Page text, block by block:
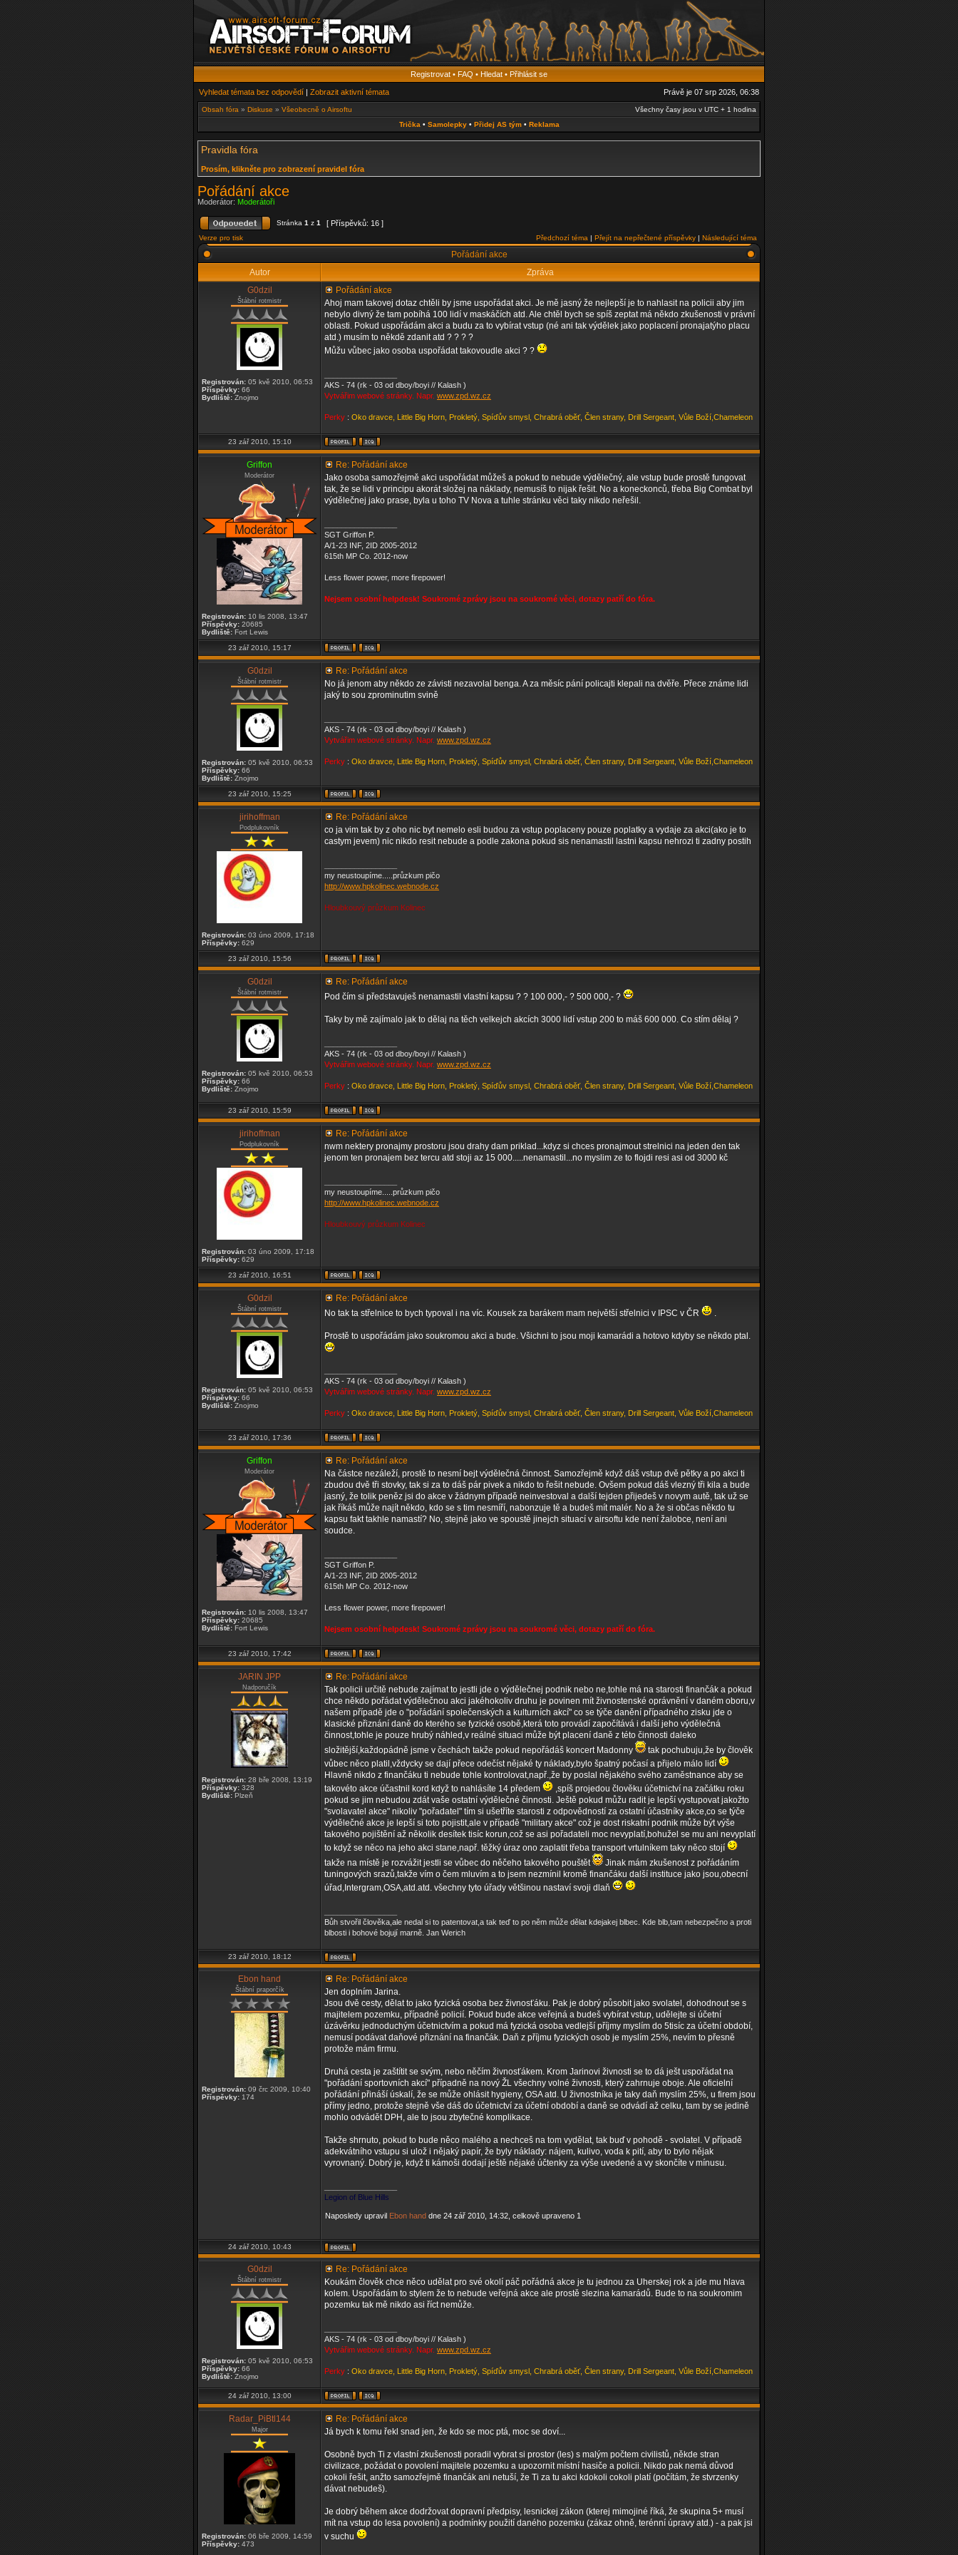
Registrovat • FAQ • Hledat • Přihlásit se
Vyhledat témata bez odpovědí | Zobrazit aktivní témata Právě je 07 srp 2026, 06:38
Obsah fóra » Diskuse » Všeobecně o Airsoftu
Všechny časy jsou v UTC + 1 hodina
Trička • Samolepky• Přidej AS tým• Reklama
Pravidla fóra
Prosím, klikněte pro zobrazení pravidel fóra
Pořádání akce
Moderátor: Moderátoři
Stránka 1 z 1 [ Příspěvků: 16 ]
Verze pro tisk Předchozí téma | Přejít na nepřečtené příspěvky | Následující téma
Pořádání akce
Autor
Zpráva
G0dzil
Štábní rotmistr
Registrován: 05 kvě 2010, 06:53
Příspěvky: 66
Bydliště: Znojmo
Pořádání akce
Ahoj mam takovej dotaz chtěli by jsme uspořádat akci. Je mě jasný že nejlepší je to nahlasit na policii aby jim
nebylo divný že tam pobíhá 100 lidí v maskáčích atd. Ale chtěl bych se spíš zeptat má někdo zkušenosti v právní
oblasti. Pokud uspořádám akci a budu za to vybírat vstup (né ani tak výdělek jako poplacení pronajatýho placu
atd.) musím to někdě zdanit atd ? ? ? ?
Můžu vůbec jako osoba uspořádat takovoudle akci ? ?
AKS - 74 (rk - 03 od dboy/boyi // Kalash )
Vytvářim webové stránky. Napr. www.zpd.wz.cz
Perky : Oko dravce, Little Big Horn, Prokletý, Spíďův smysl, Chrabrá oběť, Člen strany, Drill Sergeant, Vůle Boží,Chameleon
23 zář 2010, 15:10
Griffon
Moderátor
Registrován: 10 lis 2008, 13:47
Příspěvky: 20685
Bydliště: Fort Lewis
Re: Pořádání akce
Jako osoba samozřejmě akci uspořádat můžeš a pokud to nebude výdělečný, ale vstup bude prostě fungovat
tak, že se lidi v principu akorát složej na náklady, nemusíš to nijak řešit. No a koneckonců, třeba Big Combat byl
výdělečnej jako prase, byla u toho TV Nova a tuhle stránku věci taky nikdo neřešil.
SGT Griffon P.
A/1-23 INF, 2ID 2005-2012
615th MP Co. 2012-now
Less flower power, more firepower!
Nejsem osobní helpdesk! Soukromé zprávy jsou na soukromé věci, dotazy patří do fóra.
23 zář 2010, 15:17
G0dzil
Štábní rotmistr
Registrován: 05 kvě 2010, 06:53
Příspěvky: 66
Bydliště: Znojmo
Re: Pořádání akce
No já jenom aby někdo ze závisti nezavolal benga. A za měsíc pání policajti klepali na dvěře. Přece známe lidi
jaký to sou zprominutim svině
AKS - 74 (rk - 03 od dboy/boyi // Kalash )
Vytvářim webové stránky. Napr. www.zpd.wz.cz
Perky : Oko dravce, Little Big Horn, Prokletý, Spíďův smysl, Chrabrá oběť, Člen strany, Drill Sergeant, Vůle Boží,Chameleon
23 zář 2010, 15:25
jirihoffman
Podplukovník
Registrován: 03 úno 2009, 17:18
Příspěvky: 629
Re: Pořádání akce
co ja vim tak by z oho nic byt nemelo esli budou za vstup poplaceny pouze poplatky a vydaje za akci(ako je to
castym jevem) nic nikdo resit nebude a podle zakona pokud sis nenamastil lastni kapsu nehrozi ti zadny postih
my neustoupíme.....průzkum pičo
http://www.hpkolinec.webnode.cz
Hloubkouvý průzkum Kolinec
23 zář 2010, 15:56
G0dzil
Štábní rotmistr
Registrován: 05 kvě 2010, 06:53
Příspěvky: 66
Bydliště: Znojmo
Re: Pořádání akce
Pod čím si představuješ nenamastil vlastní kapsu ? ? 100 000,- ? 500 000,- ?
Taky by mě zajímalo jak to dělaj na těch velkejch akcích 3000 lidí vstup 200 to máš 600 000. Co stím dělaj ?
AKS - 74 (rk - 03 od dboy/boyi // Kalash )
Vytvářim webové stránky. Napr. www.zpd.wz.cz
Perky : Oko dravce, Little Big Horn, Prokletý, Spíďův smysl, Chrabrá oběť, Člen strany, Drill Sergeant, Vůle Boží,Chameleon
23 zář 2010, 15:59
jirihoffman
Podplukovník
Registrován: 03 úno 2009, 17:18
Příspěvky: 629
Re: Pořádání akce
nwm nektery pronajmy prostoru jsou drahy dam priklad...kdyz si chces pronajmout strelnici na jeden den tak
jenom ten pronajem bez tercu atd stoji az 15 000.....nenamastil...no myslim ze to flojdi resi asi od 3000 kč
my neustoupíme.....průzkum pičo
http://www.hpkolinec.webnode.cz
Hloubkouvý průzkum Kolinec
23 zář 2010, 16:51
G0dzil
Štábní rotmistr
Registrován: 05 kvě 2010, 06:53
Příspěvky: 66
Bydliště: Znojmo
Re: Pořádání akce
No tak ta střelnice to bych typoval i na víc. Kousek za barákem mam největší střelnici v IPSC v ČR
.
Prostě to uspořádám jako soukromou akci a bude. Všichni to jsou moji kamarádi a hotovo kdyby se někdo ptal.
AKS - 74 (rk - 03 od dboy/boyi // Kalash )
Vytvářim webové stránky. Napr. www.zpd.wz.cz
Perky : Oko dravce, Little Big Horn, Prokletý, Spíďův smysl, Chrabrá oběť, Člen strany, Drill Sergeant, Vůle Boží,Chameleon
23 zář 2010, 17:36
Griffon
Moderátor
Registrován: 10 lis 2008, 13:47
Příspěvky: 20685
Bydliště: Fort Lewis
Re: Pořádání akce
Na částce nezáleží, prostě to nesmí bejt výdělečná činnost. Samozřejmě když dáš vstup dvě pětky a po akci ti
zbudou dvě tři stovky, tak si za to dáš pár pivek a nikdo to řešit nebude. Ovšem pokud dáš vlezný tři kila a bude
jasný, že tolik peněz jsi do akce v žádnym případě neinvestoval a další tejden přijedeš v novym autě, tak už se
jak říkáš může najít někdo, kdo se s tim nesmíří, nabonzuje tě a budeš mít malér. No a že si občas někdo tu
kapsu fakt takhle namastí? No, stejně jako ve spoustě jinejch situací v airsoftu kde není žalobce, není ani
soudce.
SGT Griffon P.
A/1-23 INF, 2ID 2005-2012
615th MP Co. 2012-now
Less flower power, more firepower!
Nejsem osobní helpdesk! Soukromé zprávy jsou na soukromé věci, dotazy patří do fóra.
23 zář 2010, 17:42
JARIN JPP
Nadporučík
Registrován: 28 bře 2008, 13:19
Příspěvky: 328
Bydliště: Plzeň
Re: Pořádání akce
Tak policii určitě nebude zajímat to jestli jde o výdělečnej podnik nebo ne,tohle má na starosti finančák a pokud
chce někdo pořádat výdělečnou akci jakéhokoliv druhu je povinen mít živnostenské oprávnění v daném oboru,v
našem případě jde o "pořádání společenských a kulturních akcí" co se týče danění případného zisku jde o
klasické přiznání daně do kterého se fyzické osobě,která toto provádí započítává i další jeho výdělečná
činnost,tohle je pouze hrubý náhled,v reálné situaci může být placení daně z této činnosti daleko
složitější,každopádně jsme v čechách takže pokud nepořádáš koncert Madonny
tak pochubuju,že by člověk
vůbec něco platil,vždycky se dají přece odečíst nějaké ty náklady,bylo špatný počasí a přijelo málo lidí
Hlavně nikdo z finančáku ti nebude tohle kontrolovat,např.,že by poslal nějakého svého zaměstnance aby se
takovéto akce účastnil kord když to nahlásíte 14 předem
,spíš projedou člověku účetnictví na začátku roku
pokud se jim nebudou zdát vaše ostatní výdělečné činnosti. Ještě pokud můžu radit je lepší vystupovat jakožto
"svolavatel akce" nikoliv "pořadatel" tím si ušetříte starosti z odpovědností za ostatní účastníky akce,co se týče
výdělečné akce je lepší si toto pojistit,ale v případě "military akce" což je dost riskatní podnik může být výše
takového pojištění až několik desítek tisíc korun,což se asi pořadateli moc nevyplatí,bohužel se mu ani nevyplatí
to když se něco na jeho akci stane,např. těžký úraz ono zaplatit třeba transport vrtulníkem taky něco stojí
takže na místě je rozvážit jestli se vůbec do něčeho takového pouštět
Jinak mám zkušenost z pořádáním
tuningových srazů,takže vím o čem mluvím a to jsem nezmínil kromě finančáku další instituce jako jsou,obecní
úřad,Intergram,OSA,atd.atd. všechny tyto úřady většinou nastaví svoji dlaň
Bůh stvořil člověka,ale nedal si to patentovat,a tak teď to po něm může dělat kdejakej blbec. Kde blb,tam nebezpečno a proti
blbosti i bohové bojují marně. Jan Werich
23 zář 2010, 18:12
Ebon hand
Štábní praporčík
Registrován: 09 črc 2009, 10:40
Příspěvky: 174
Re: Pořádání akce
Jen doplním Jarina.
Jsou dvě cesty, dělat to jako fyzická osoba bez živnosťáku. Pak je dobrý působit jako svolatel, dohodnout se s
majitelem pozemku, případně policií. Pokud bude akce veřejná a budeš vybírat vstup, udělejte si účetní
úzávěrku jednoduchým účetnictvím a pokud má fyzická osoba vedlejší příjmy myslím do 5tisíc za účetní období,
nemusí podávat daňové přiznání na finančák. Daň z příjmu fyzických osob je myslím 25%, nevím to přesně
protože mám firmu.
Druhá cesta je zaštítit se svým, nebo něčím živnosťákem. Krom Jarinovi živnosti se to dá ješt uspořádat na
"pořádání sportovních akcí" případně na nový ŽL všechny volné živnosti, který zahrnuje oboje. Ale oficielní
pořádání přináší úskalí, že se může ohlásit hygieny, OSA atd. U živnostníka je taky daň myslím 25%, u firem jsou
přímy jedno, protože stejně vše dáš do účetnictví za účetní období a daně se odvádí až celku, tam by se jedině
mohlo odvádět DPH, ale to jsou zbytečné komplikace.
Takže shrnuto, pokud to bude něco malého a nechceš na tom vydělat, tak buď v pohodě - svolatel. V případě
adekvátního vstupu si ulož i nějaký papír, že byly náklady: nájem, kulivo, voda k pití, aby to bylo nějak
vyrovnaný. Dobrý je, když ti kámoši dodají ještě nějaké účtenky za výše uvedené a vy skončíte v mínusu.
Legion of Blue Hills
Naposledy upravil Ebon hand dne 24 zář 2010, 14:32, celkově upraveno 1
24 zář 2010, 10:43
G0dzil
Štábní rotmistr
Registrován: 05 kvě 2010, 06:53
Příspěvky: 66
Bydliště: Znojmo
Re: Pořádání akce
Koukám člověk chce něco udělat pro své okolí páč pořádná akce je tu jednou za Uherskej rok a jde mu hlava
kolem. Uspořádám to stylem že to nebude veřejná akce ale prostě slezina kamarádů. Bude to na soukromim
pozemku tak mě nikdo asi říct nemůže.
AKS - 74 (rk - 03 od dboy/boyi // Kalash )
Vytvářim webové stránky. Napr. www.zpd.wz.cz
Perky : Oko dravce, Little Big Horn, Prokletý, Spíďův smysl, Chrabrá oběť, Člen strany, Drill Sergeant, Vůle Boží,Chameleon
24 zář 2010, 13:00
Radar_PiBtl144
Major
Registrován: 06 bře 2009, 14:59
Příspěvky: 473
Re: Pořádání akce
Já bych k tomu řekl snad jen, že kdo se moc ptá, moc se doví...
Osobně bych Ti z vlastní zkušenosti poradil vybrat si prostor (les) s malým počtem civilistů, někde stran
civilizace, požádat o povolení majitele pozemku a upozornit místní hasiče a policii. Nikdo pak nemá důvod
cokoli řešit, anžto samozřejmě finančák ani netuší, že Ti za tu akci kdokoli cokoli platí (počítám, že stvrzenky
dávat nebudeš).
Je dobrý během akce dodržovat dopravní předpisy, lesnickej zákon (kterej mimojiné říká, že skupina 5+ musí
mít na vstup do lesa povolení) a podmínky použití daného pozemku (zákaz ohně, terénní úpravy atd.) - a pak jsi
v suchu